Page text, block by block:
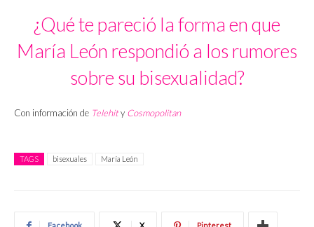
¿Qué te pareció la forma en que
María León respondió a los rumores
sobre su bisexualidad?
Con información de Telehity Cosmopolitan
TAGS bisexuales María León